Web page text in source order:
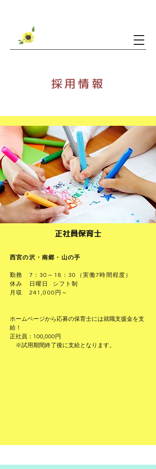
採用情報
正社員保育士
西宮の沢・南郷・山の手
勤務 7：30～18：30（実働7時間程度）
休み 日曜日 シフト制
月収 241,000円～
ホームページから応募の保育士には就職支援金を支
給！
正社員：100,000円
​ ※試用期間終了後に支給となります。